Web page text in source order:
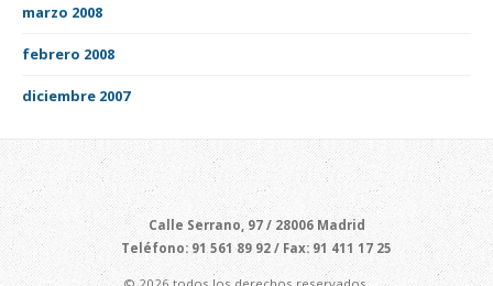
marzo 2008
febrero 2008
diciembre 2007
Calle Serrano, 97 / 28006 Madrid
Teléfono: 91 561 89 92 / Fax: 91 411 17 25